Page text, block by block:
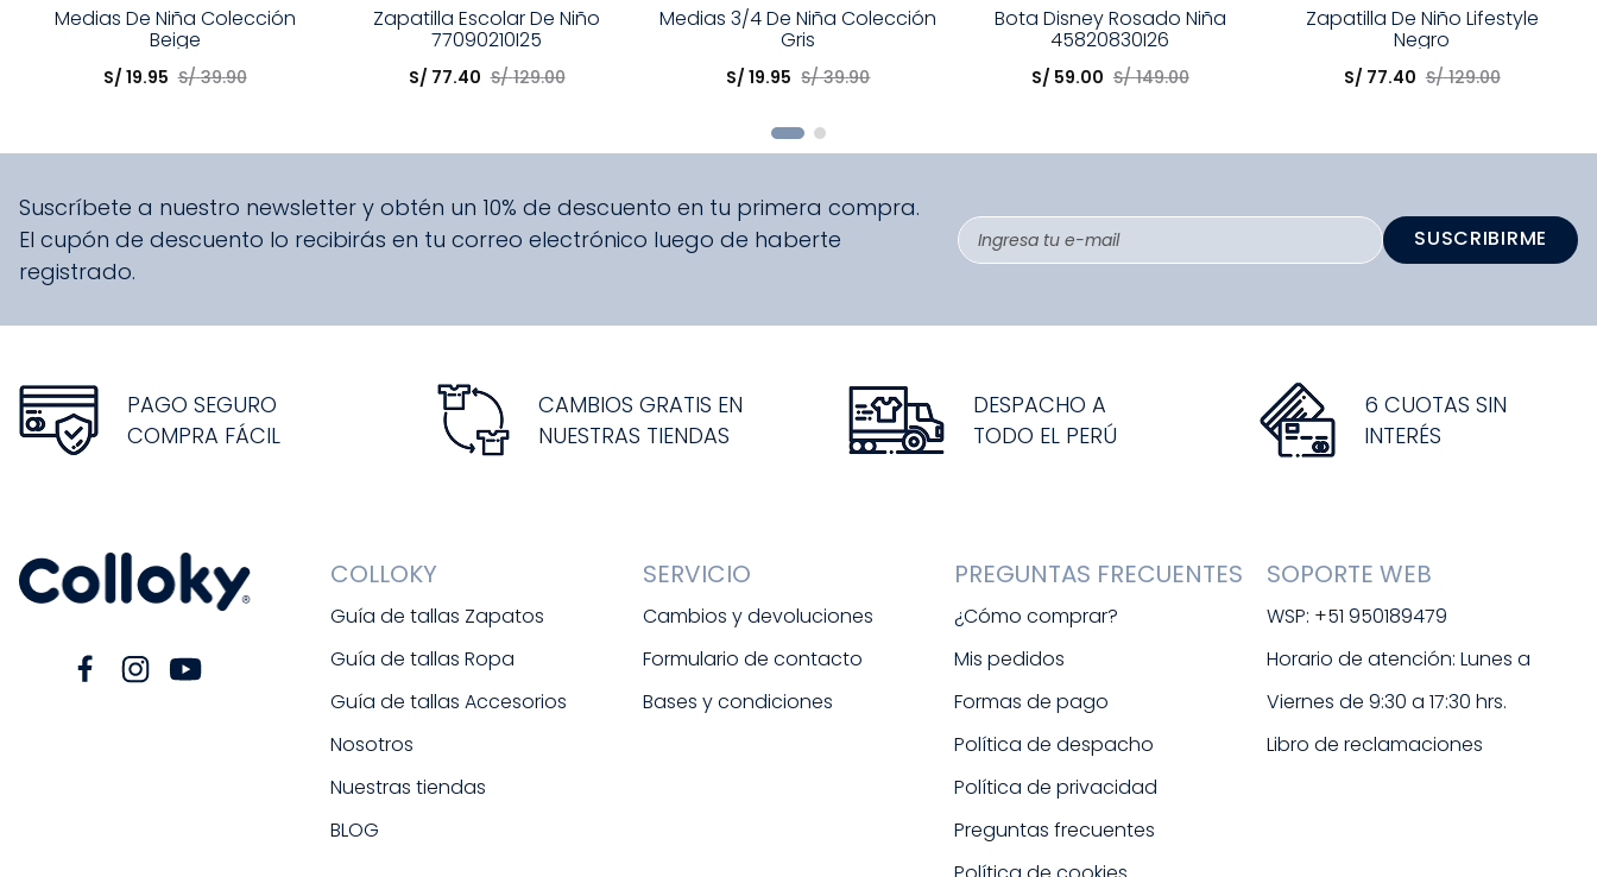
Talla
Elige una opción
Medias De Niña Colección
Beige
S/ 19.95 S/ 39.90
Elige una opción
Zapatilla Escolar De Niño
77090210I25
S/ 77.40 S/ 129.00
Talla
Elige una opción
Medias 3/4 De Niña Colección
Gris
S/ 19.95 S/ 39.90
Elige una opción
Bota Disney Rosado Niña
45820830I26
S/ 59.00 S/ 149.00
Elige una opción
Zapatilla De Niño Lifestyle
Negro
S/ 77.40 S/ 129.00
Suscríbete a nuestro newsletter y obtén un 10% de descuento en tu primera compra.
El cupón de descuento lo recibirás en tu correo electrónico luego de haberte
registrado.
SUSCRIBIRME
PAGO SEGURO
COMPRA FÁCIL
CAMBIOS GRATIS EN
NUESTRAS TIENDAS
DESPACHO A
TODO EL PERÚ
6 CUOTAS SIN
INTERÉS
COLLOKY
Guía de tallas Zapatos
Guía de tallas Ropa
Guía de tallas Accesorios
Nosotros
Nuestras tiendas
BLOG
SERVICIO
Cambios y devoluciones
Formulario de contacto
Bases y condiciones
PREGUNTAS FRECUENTES
¿Cómo comprar?
Mis pedidos
Formas de pago
Política de despacho
Política de privacidad
Preguntas frecuentes
SOPORTE WEB
WSP: +51 950189479
Horario de atención: Lunes a
Viernes de 9:30 a 17:30 hrs.
Libro de reclamaciones